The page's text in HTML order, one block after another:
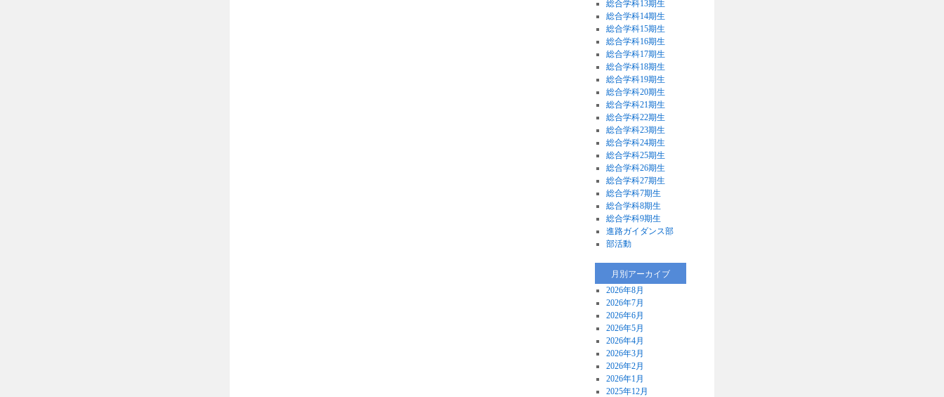
総合学科13期生
総合学科14期生
総合学科15期生
総合学科16期生
総合学科17期生
総合学科18期生
総合学科19期生
総合学科20期生
総合学科21期生
総合学科22期生
総合学科23期生
総合学科24期生
総合学科25期生
総合学科26期生
総合学科27期生
総合学科7期生
総合学科8期生
総合学科9期生
進路ガイダンス部
部活動
月別アーカイブ
2026年8月
2026年7月
2026年6月
2026年5月
2026年4月
2026年3月
2026年2月
2026年1月
2025年12月